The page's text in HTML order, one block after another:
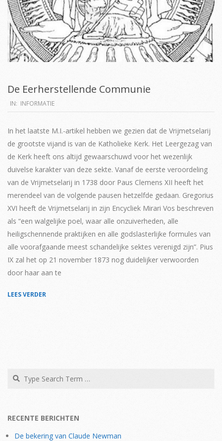
De Eerherstellende Communie
2021-
05-
25
IN: INFORMATIE
In het laatste M.I.-artikel hebben we gezien dat de Vrijmetselarij
de grootste vijand is van de Katholieke Kerk. Het Leergezag van
de Kerk heeft ons altijd gewaarschuwd voor het wezenlijk
duivelse karakter van deze sekte. Vanaf de eerste veroordeling
van de Vrijmetselarij in 1738 door Paus Clemens XII heeft het
merendeel van de volgende pausen hetzelfde gedaan. Gregorius
XVI heeft de Vrijmetselarij in zijn Encycliek Mirari Vos beschreven
als “een walgelijke poel, waar alle onzuiverheden, alle
heiligschennende praktijken en alle godslasterlijke formules van
alle voorafgaande meest schandelijke sektes verenigd zijn”. Pius
IX zal het op 21 november 1873 nog duidelijker verwoorden
door haar aan te
LEES VERDER
Search
RECENTE BERICHTEN
De bekering van Claude Newman